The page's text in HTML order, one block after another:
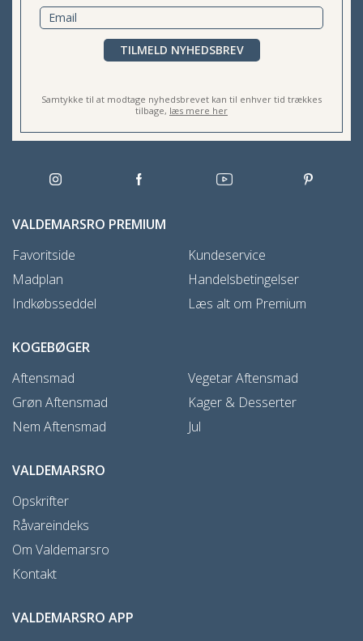
TILMELD NYHEDSBREV
Samtykke til at modtage nyhedsbrevet kan til enhver tid trækkes
tilbage, læs mere her
VALDEMARSRO PREMIUM
Favoritside
Madplan
Indkøbsseddel
Kundeservice
Handelsbetingelser
Læs alt om Premium
KOGEBØGER
Aftensmad
Grøn Aftensmad
Nem Aftensmad
Vegetar Aftensmad
Kager & Desserter
Jul
VALDEMARSRO
Opskrifter
Råvareindeks
Om Valdemarsro
Kontakt
VALDEMARSRO APP